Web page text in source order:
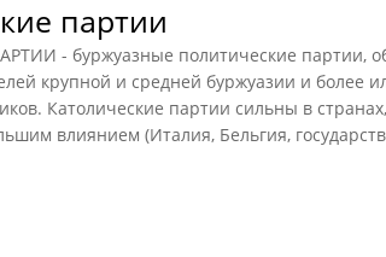
партии
- буржуазные политические партии,
крупной и средней буржуазии и более
Католические партии сильны в
влиянием (Италия, Бельгия,